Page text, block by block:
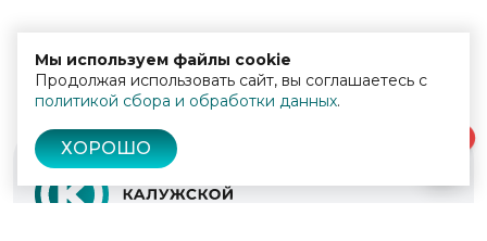
Мы используем файлы cookie
Продолжая использовать сайт, вы соглашаетесь с
политикой сбора и обработки данных.
ХОРОШО